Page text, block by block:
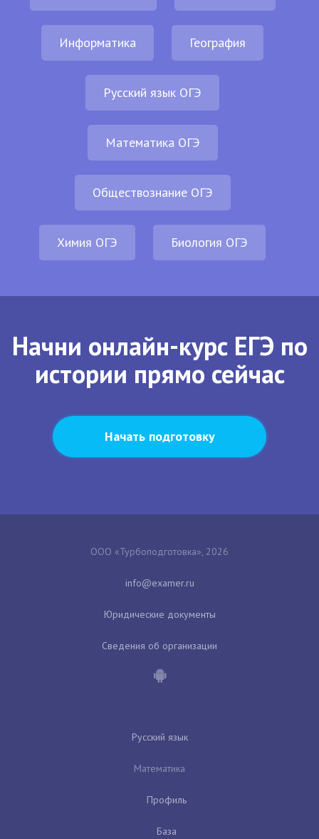
Информатика География
Русский язык ОГЭ
Математика ОГЭ
Обществознание ОГЭ
Химия ОГЭ Биология ОГЭ
Начни онлайн-курс ЕГЭ по
истории прямо сейчас
Начать подготовку
ООО «Турбоподготовка», 2026
Юридические документы
Сведения об организации
Русский язык
Математика
Профиль
База